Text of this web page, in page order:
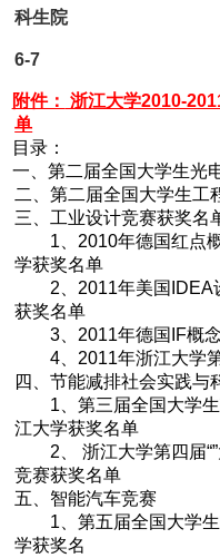
科生院
6-7
附件： 浙江大学2010-
单
目录：
一、第二届全国大学生光
二、第二届全国大学生工
三、工业设计竞赛获奖名
1 、2010年德国红点
学获奖名单
2 、2011年美国
获奖名单
3 、2011年德国IF概
4 、2011年浙江大学
四、节能减排社会实践与
1 、第三届全国大学
江大学获奖名单
2 、 浙江大学第四届
竞赛获奖名单
五、智能汽车竞赛
1 、第五届全国大学
学获奖名